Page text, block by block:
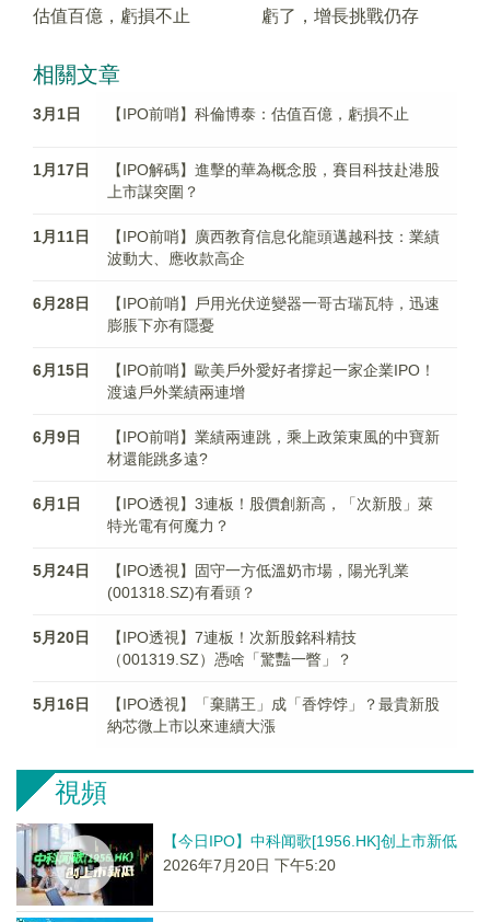
估值百億，虧損不止
虧了，增長挑戰仍存
相關文章
3月1日 【IPO前哨】科倫博泰：估值百億，虧損不止
1月17日
【IPO解碼】進擊的華為概念股，賽目科技赴港股
上市謀突圍？
1月11日
【IPO前哨】廣西教育信息化龍頭邁越科技：業績
波動大、應收款高企
6月28日
【IPO前哨】戶用光伏逆變器一哥古瑞瓦特，迅速
膨脹下亦有隱憂
6月15日
【IPO前哨】歐美戶外愛好者撐起一家企業IPO！
渡遠戶外業績兩連增
6月9日
【IPO前哨】業績兩連跳，乘上政策東風的中寶新
材還能跳多遠?
6月1日
【IPO透視】3連板！股價創新高，「次新股」萊
特光電有何魔力？
5月24日
【IPO透視】固守一方低溫奶市場，陽光乳業
(001318.SZ)有看頭？
5月20日
【IPO透視】7連板！次新股銘科精技
（001319.SZ）憑啥「驚豔一瞥」？
5月16日
【IPO透視】「棄購王」成「香饽饽」？最貴新股
納芯微上市以來連續大漲
視頻
【今日IPO】中科闻歌[1956.HK]创上市新低
2026年7月20日 下午5:20